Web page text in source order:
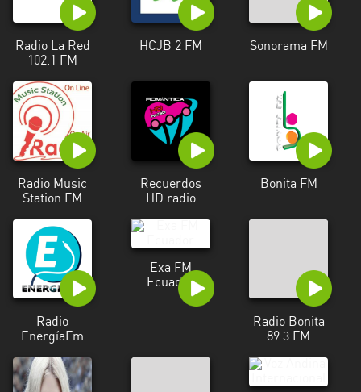
Radio La Red
102.1 FM
HCJB 2 FM Sonorama FM
Radio Music
Station FM
Recuerdos
HD radio
Bonita FM
Radio
EnergíaFm
Exa FM
Ecuador
Radio Bonita
89.3 FM